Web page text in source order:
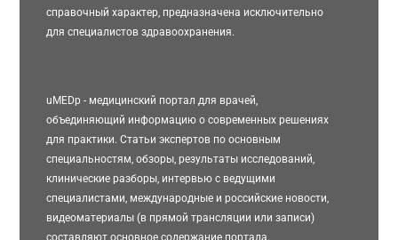
справочный характер, предназначена исключительно
для специалистов здравоохранения.
uMEDp - медицинский портал для врачей,
объединяющий информацию о современных решениях
для практики. Статьи экспертов по основным
специальностям, обзоры, результаты исследований,
клинические разборы, интервью с ведущими
специалистами, международные и российские новости,
видеоматериалы (в прямой трансляции или записи)
составляют основное содержание портала.